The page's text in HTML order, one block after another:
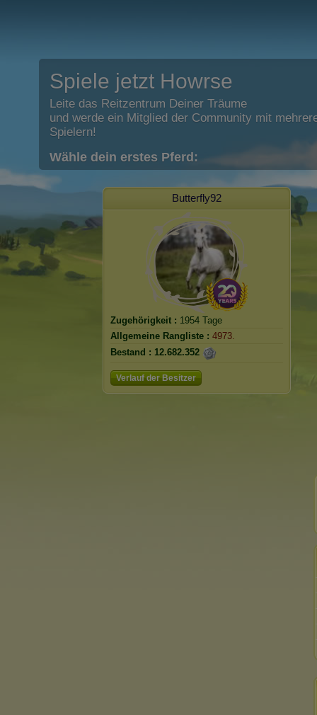
Spiele jetzt Howrse
Leite das Reitzentrum Deiner Träume
und werde ein Mitglied der Community mit
Spielern!
Wähle dein erstes Pferd:
Butterfly92
Zugehörigkeit : 1954 Tage
Allgemeine Rangliste : 4973.
Bestand : 12.682.352
Verlauf der Besitzer